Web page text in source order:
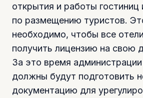
открытия и работы
по размещению туристов.
необходимо, чтобы все
получить лицензию на свою
За это время администрации
должны будут подготовить
документацию для